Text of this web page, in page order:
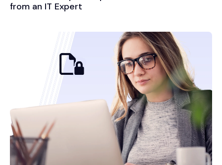
from an IT Expert